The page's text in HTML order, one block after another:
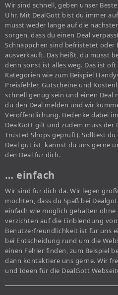
Wir sind schnell, geben unser
Uhr. Mit DealGott bist du immer
musst weder lange auf die
sorgen, dass du einen Deal
Schnäppchen sind befristetet
ausverkauft. Das heißt, du musst
denn sonst ist alles weg. Das ist
Kategorien wie zum Beispiel
Preisfehler, Gutscheine und
schnell genug sein und einen
du den Deal melden und wir
Veröffentlichung. Bedenke dabei
DealGott gilt und zudem muss der
Trusted Shops geprüft). Solltest
Deal gut ist, kannst du uns gerne
den Deal für dich.
… einfach
Wir sind für dich da. Wir legen
möchten, dass du Spaß bei
einfach wie möglich gehalten ohne
verzichten auf die Einblendung
Benutzerfreundlichkeit ist für uns
bei Entscheidung rund um die
einen Fehler finden, zum Beispiel
dann kontaktiere uns gerne. Wir
und Ideen für die DealGott